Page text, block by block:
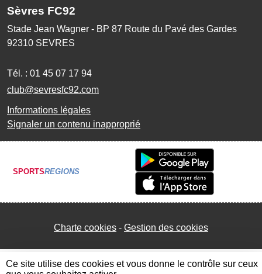
Sèvres FC92
Stade Jean Wagner - BP 87 Route du Pavé des Gardes
92310 SEVRES
Tél. : 01 45 07 17 94
club@sevresfc92.com
Informations légales
Signaler un contenu inapproprié
SPORTSREGIONS
Charte cookies Gestion des cookies
Ce site utilise des cookies et vous donne le contrôle sur ceux